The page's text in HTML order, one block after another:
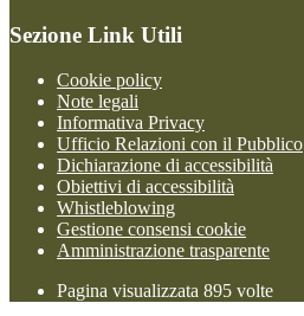
Sezione Link Utili
Cookie policy
Note legali
Informativa Privacy
Ufficio Relazioni con il Pubblico
Dichiarazione di accessibilità
Obiettivi di accessibilità
Whistleblowing
Gestione consensi cookie
Amministrazione trasparente
Pagina visualizzata 895 volte